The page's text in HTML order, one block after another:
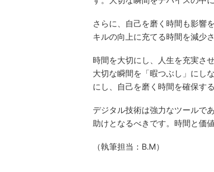
さらに、自己を磨く時間も影響
キルの向上に充てる時間を減少
時間を大切にし、人生を充実さ
大切な瞬間を「暇つぶし」にし
にし、自己を磨く時間を確保す
デジタル技術は強力なツールで
助けとなるべきです。時間と価
（執筆担当：B.M）